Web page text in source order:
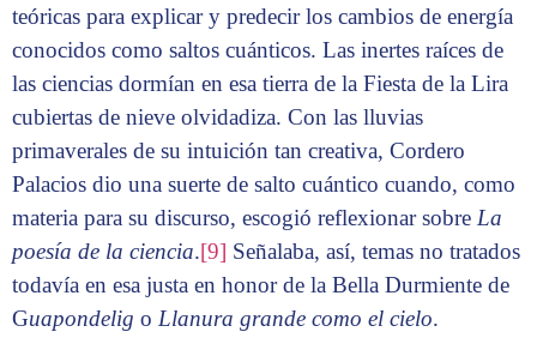
teóricas para explicar y predecir los cambios de energía
conocidos como saltos cuánticos. Las inertes raíces de
las ciencias dormían en esa tierra de la Fiesta de la Lira
cubiertas de nieve olvidadiza. Con las lluvias
primaverales de su intuición tan creativa, Cordero
Palacios dio una suerte de salto cuántico cuando, como
materia para su discurso, escogió reflexionar sobre La
poesía de la ciencia.[9] Señalaba, así, temas no tratados
todavía en esa justa en honor de la Bella Durmiente de
Guapondelig o Llanura grande como el cielo.